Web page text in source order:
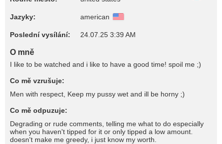
Jazyky: american
Poslední vysílání: 24.07.25 3:39 AM
O mně
I like to be watched and i like to have a good time! spoil me ;)
Co mě vzrušuje:
Men with respect, Keep my pussy wet and ill be horny ;)
Co mě odpuzuje:
Degrading or rude comments, telling me what to do especially
when you haven't tipped for it or only tipped a low amount.
doesn't make me greedy, i just know my worth.